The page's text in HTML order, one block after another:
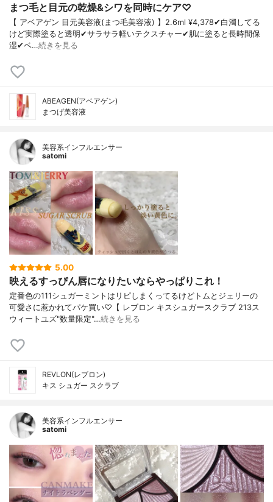
まつ毛と目元の乾燥&シワを同時にケア♡
【 アベアゲン 目元美容液(まつ毛美容液) 】2.6ml ¥4,378✔︎白濁してる
けど実際塗ると透明✔︎サラサラ軽いテクスチャー✔︎肌に塗ると長時間保
湿✔︎ベ…続きを見る
ABEAGEN(アベアゲン)
まつげ美容液
美容系インフルエンサー
satomi
5.00
映えるすっぴん唇になりたいならやっぱりこれ！
定番色の111シュガーミントはリピしまくってるけどトムとジェリーの
可愛さに惹かれてパケ買い♡【 レブロン キスシュガースクラブ 213ス
ウィートユズ"数量限定"…続きを見る
REVLON(レブロン)
キス シュガー スクラブ
美容系インフルエンサー
satomi